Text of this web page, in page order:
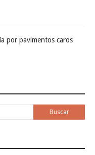
por pavimentos caros